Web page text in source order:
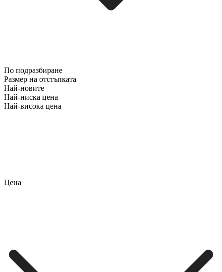
По подразбиране
Размер на отстъпката
Най-новите
Най-ниска цена
Най-висока цена
Цена